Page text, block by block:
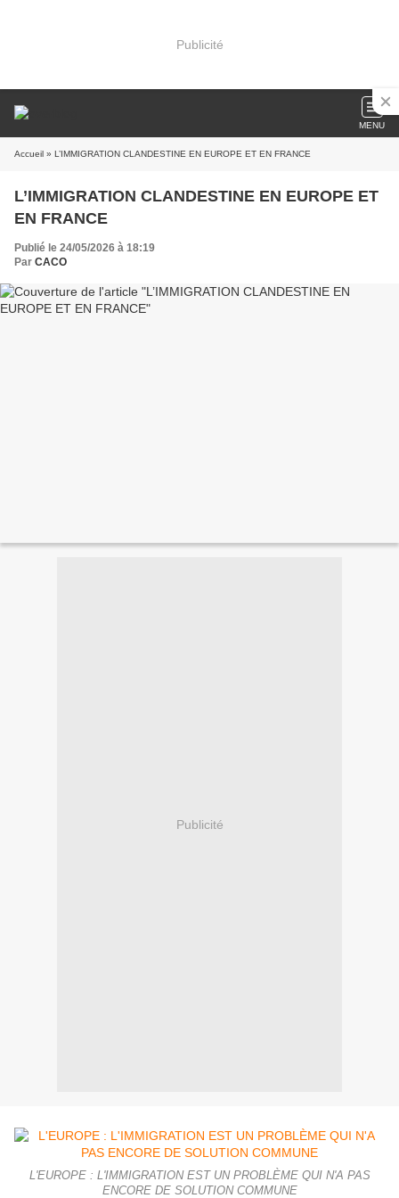
Publicité
MENU
Accueil » L’IMMIGRATION CLANDESTINE EN EUROPE ET EN FRANCE
L’IMMIGRATION CLANDESTINE EN EUROPE ET
EN FRANCE
Publié le 24/05/2026 à 18:19
Par CACO
Publicité
L'EUROPE : L'IMMIGRATION EST UN PROBLÈME QUI N'A PAS
ENCORE DE SOLUTION COMMUNE